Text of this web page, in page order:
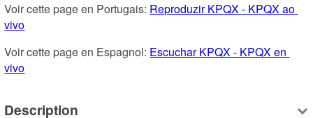
Voir cette page en Portugais: Reproduzir KPQX - KPQX ao
vivo
Voir cette page en Espagnol: Escuchar KPQX - KPQX en
vivo
Description